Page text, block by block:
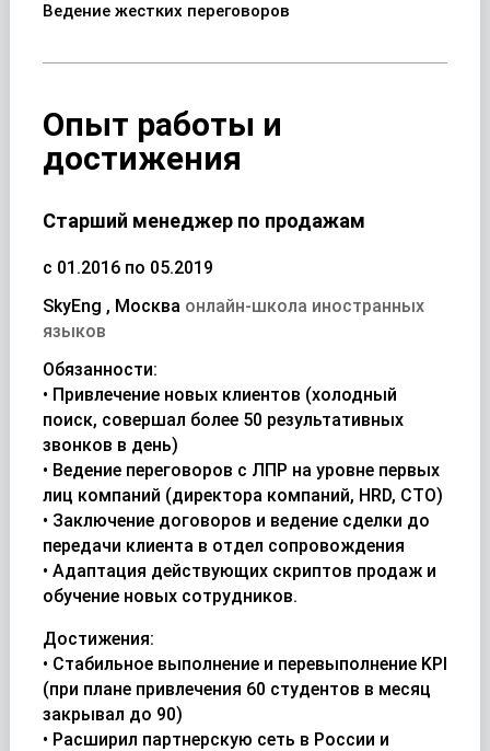
Ведение жестких переговоров
Опыт работы и
достижения
Старший менеджер по продажам
с 01.2016 по 05.2019
SkyEng , Москва онлайн-школа иностранных
языков
Обязанности:
• Привлечение новых клиентов (холодный
поиск, совершал более 50 результативных
звонков в день)
• Ведение переговоров с ЛПР на уровне первых
лиц компаний (директора компаний, HRD, CTO)
• Заключение договоров и ведение сделки до
передачи клиента в отдел сопровождения
• Адаптация действующих скриптов продаж и
обучение новых сотрудников.
Достижения:
• Стабильное выполнение и перевыполнение KPI
(при плане привлечения 60 студентов в месяц
закрывал до 90)
• Расширил партнерскую сеть в России и